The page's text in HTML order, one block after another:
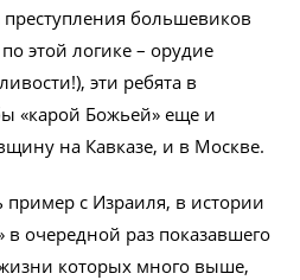
большевиков
этой логике – орудие
эти ребята в
«карой Божьей» еще и
на Кавказе, и в Москве.
пример с Израиля, в истории
очередной раз показавшего
которых много выше,